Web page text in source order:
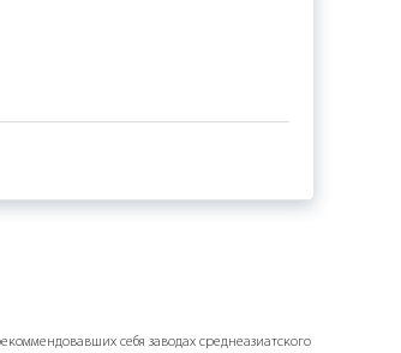
себя заводах среднеазиатского